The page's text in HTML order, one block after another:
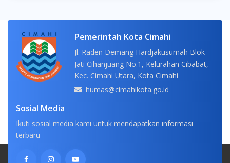
Pemerintah Kota Cimahi
Jl. Raden Demang Hardjakusumah Blok
Jati Cihanjuang No.1, Kelurahan Cibabat,
Kec. Cimahi Utara, Kota Cimahi
humas@cimahikota.go.id
Sosial Media
Ikuti sosial media kami untuk mendapatkan informasi
terbaru